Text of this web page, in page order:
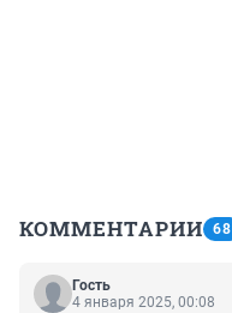
КОММЕНТАРИИ 68
Гость
4 января 2025, 00:08